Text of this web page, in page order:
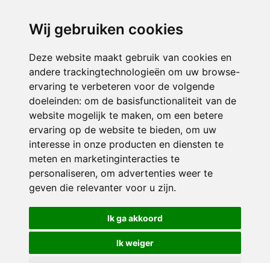
Wij gebruiken cookies
Deze website maakt gebruik van cookies en
andere trackingtechnologieën om uw browse-
ervaring te verbeteren voor de volgende
doeleinden: om de basisfunctionaliteit van de
website mogelijk te maken, om een betere
ervaring op de website te bieden, om uw
interesse in onze producten en diensten te
meten en marketinginteracties te
personaliseren, om advertenties weer te
geven die relevanter voor u zijn.
Ik ga akkoord
Ik weiger
ONDERDEEL VAN
© 2026 Sint Bernardus | Alle rechten voorbehouden
Privacy policy|Disclaimer| Klachtenregeling|RSIN en Anbi
voorkeuren
Crealisatie The MindOffice